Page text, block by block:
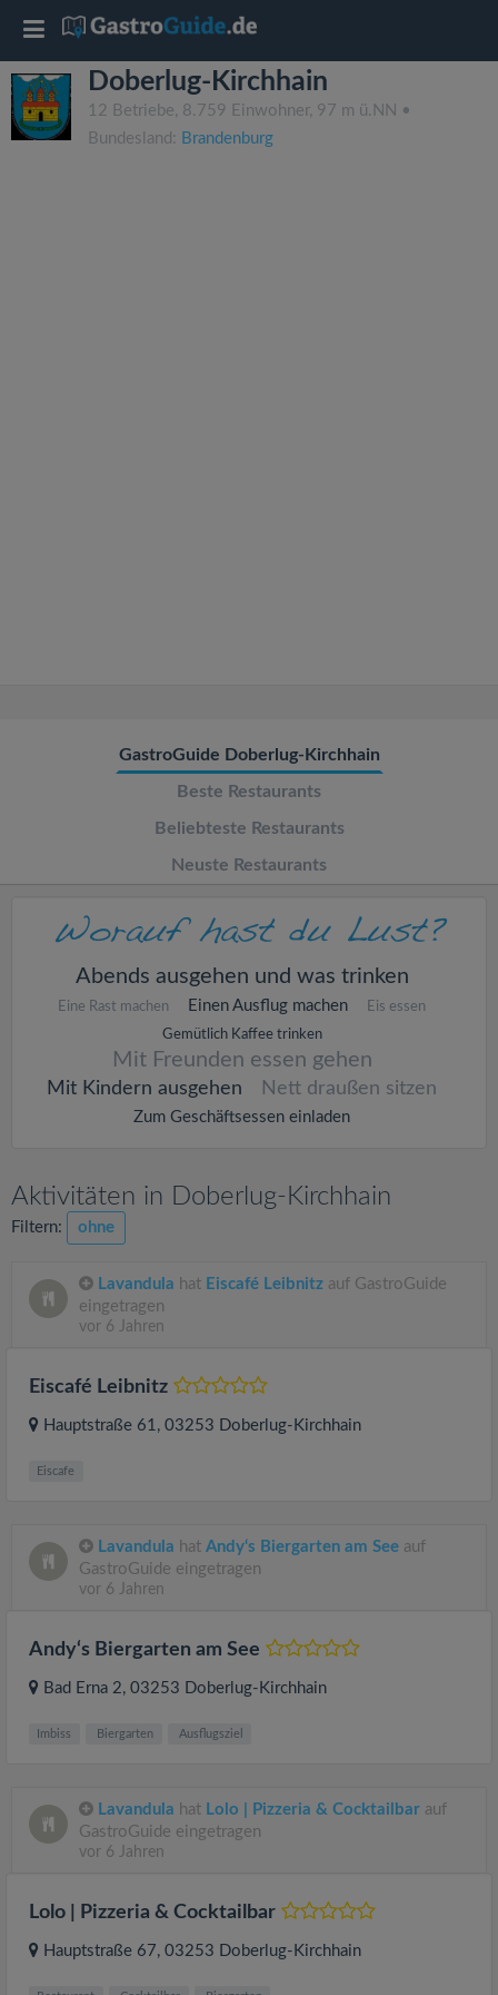
Doberlug-Kirchhain
12 Betriebe, 8.759 Einwohner, 97 m ü.NN •
Bundesland: Brandenburg
GastroGuide Doberlug-Kirchhain
Beste Restaurants
Beliebteste Restaurants
Neuste Restaurants
Abends ausgehen und was trinken
Eine Rast machen Einen Ausflug machen
Eis essen
Gemütlich Kaffee trinken
Mit Freunden essen gehen
Mit Kindern ausgehen Nett draußen sitzen
Zum Geschäftsessen einladen
Aktivitäten in Doberlug-Kirchhain
Filtern: ohne
Lavandula hat Eiscafé Leibnitz auf GastroGuide
eingetragen
vor 6 Jahren
Eiscafé Leibnitz
Hauptstraße 61, 03253 Doberlug-Kirchhain
Eiscafe
Lavandula hat Andy‘s Biergarten am See auf
GastroGuide eingetragen
vor 6 Jahren
Andy‘s Biergarten am See
Bad Erna 2, 03253 Doberlug-Kirchhain
Imbiss Biergarten Ausflugsziel
Lavandula hat Lolo | Pizzeria & Cocktailbar auf
GastroGuide eingetragen
vor 6 Jahren
Lolo | Pizzeria & Cocktailbar
Hauptstraße 67, 03253 Doberlug-Kirchhain
T
o
g